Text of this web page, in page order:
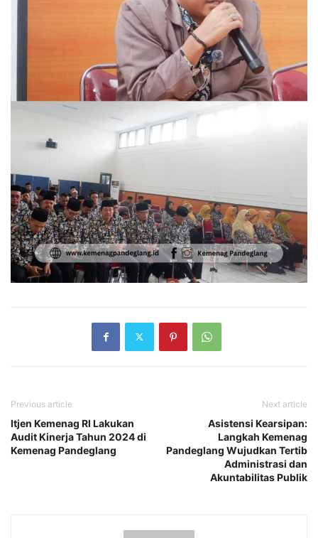
Previous article
Itjen Kemenag RI Lakukan
Audit Kinerja Tahun 2024 di
Kemenag Pandeglang
Next article
Asistensi Kearsipan:
Langkah Kemenag
Pandeglang Wujudkan Tertib
Administrasi dan
Akuntabilitas Publik